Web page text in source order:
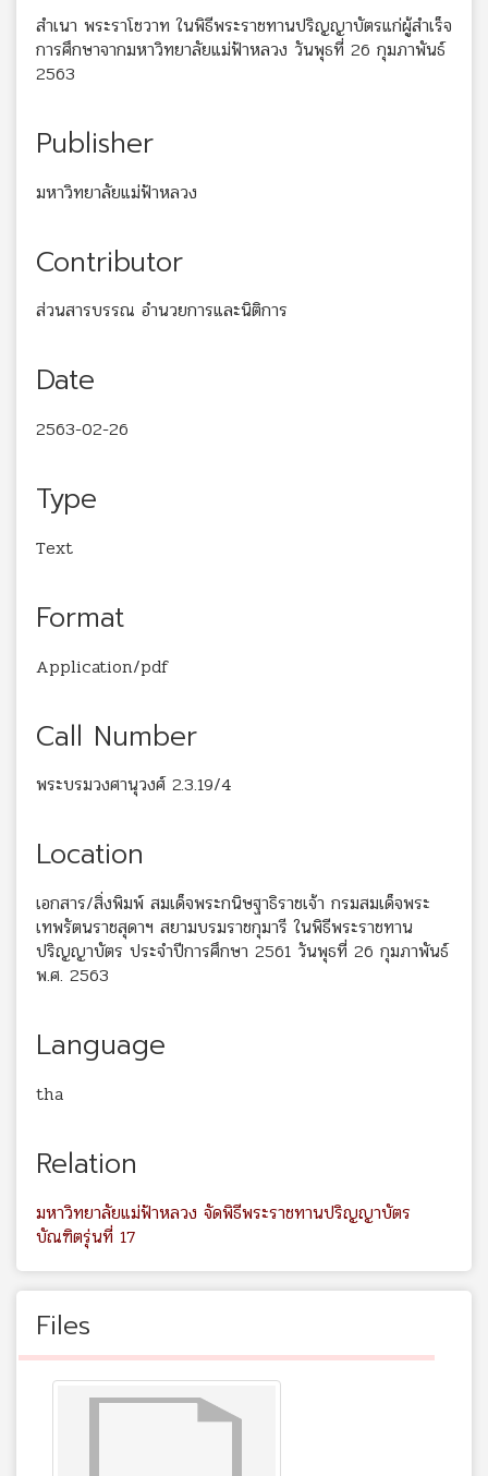
สำเนา พระราโชวาท ในพิธีพระราชทานปริญญาบัตรแก่ผู้สำเร็จ
การศึกษาจากมหาวิทยาลัยแม่ฟ้าหลวง วันพุธที่ 26 กุมภาพันธ์
2563
Publisher
มหาวิทยาลัยแม่ฟ้าหลวง
Contributor
ส่วนสารบรรณ อำนวยการและนิติการ
Date
2563-02-26
Type
Text
Format
Application/pdf
Call Number
พระบรมวงศานุวงศ์ 2.3.19/4
Location
เอกสาร/สิ่งพิมพ์ สมเด็จพระกนิษฐาธิราชเจ้า กรมสมเด็จพระ
เทพรัตนราชสุดาฯ สยามบรมราชกุมารี ในพิธีพระราชทาน
ปริญญาบัตร ประจำปีการศึกษา 2561 วันพุธที่ 26 กุมภาพันธ์
พ.ศ. 2563
Language
tha
Relation
มหาวิทยาลัยแม่ฟ้าหลวง จัดพิธีพระราชทานปริญญาบัตร
บัณฑิตรุ่นที่ 17
Files